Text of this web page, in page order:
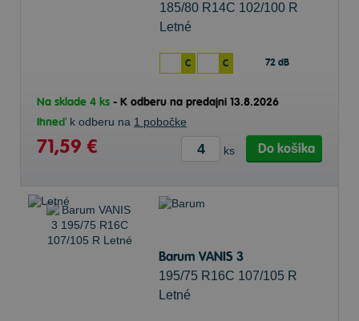
185/80 R14C 102/100 R
Letné
C C 72 dB
Na sklade 4 ks - K odberu na predajni 13.8.2026
Ihneď k odberu na 1 pobočke
71,59 € ks Do košíka
Barum VANIS 3
195/75 R16C 107/105 R
Letné